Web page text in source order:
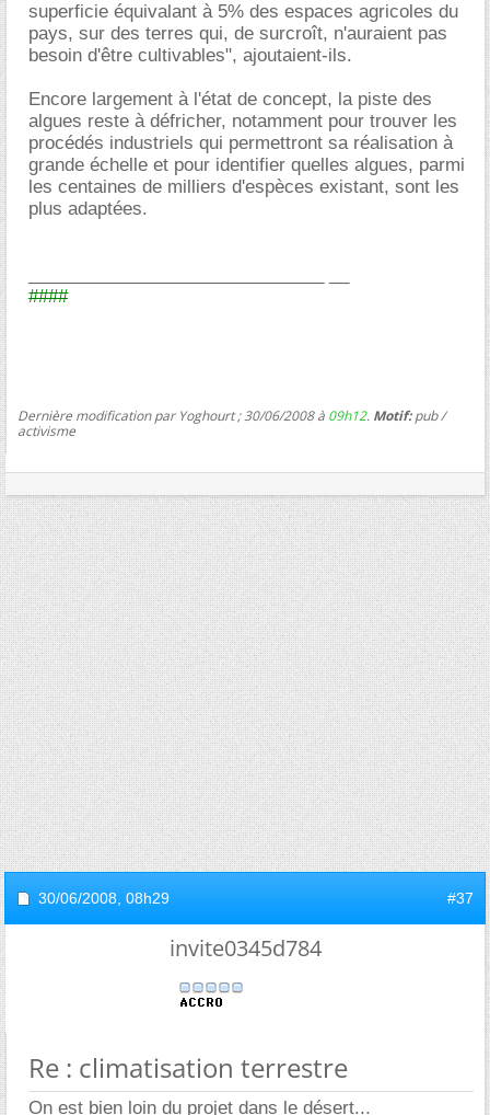
superficie équivalant à 5% des espaces agricoles du
pays, sur des terres qui, de surcroît, n'auraient pas
besoin d'être cultivables", ajoutaient-ils.
Encore largement à l'état de concept, la piste des
algues reste à défricher, notamment pour trouver les
procédés industriels qui permettront sa réalisation à
grande échelle et pour identifier quelles algues, parmi
les centaines de milliers d'espèces existant, sont les
plus adaptées.
####
Dernière modification par Yoghourt ; 30/06/2008 à 09h12. Motif:pub /
activisme
30/06/2008, 08h29 #37
invite0345d784
Re : climatisation terrestre
On est bien loin du projet dans le désert...